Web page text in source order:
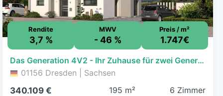
Rendite
3,7 %
MWV
- 46 %
Preis / m²
1.747€
Das Generation 4V2 - Ihr Zuhause für zwei Generationen
01156 Dresden | Sachsen
340.109 €
195 m² 6 Zimmer